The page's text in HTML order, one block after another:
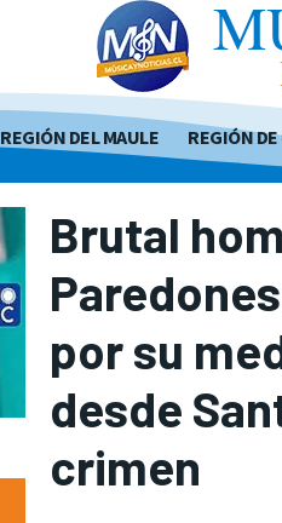
REGIÓN DEL MAULE REGIÓN
Brutal
por su
desde
crimen